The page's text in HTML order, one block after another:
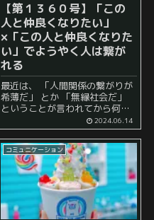
【第１３６０号】「この
人と仲良くなりたい」
×「この人と仲良くなりた
い」でようやく人は繋が
れる
最近は、 「人間関係の繋がりが
希薄だ」 とか 「無縁社会だ」
ということが言われてから何年
物なので、 他人とつながること
によって幸せ、心地よさを感じ
ることができると...
2024.06.14
コミュニケーション